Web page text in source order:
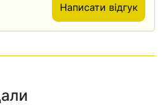
Написати відгук